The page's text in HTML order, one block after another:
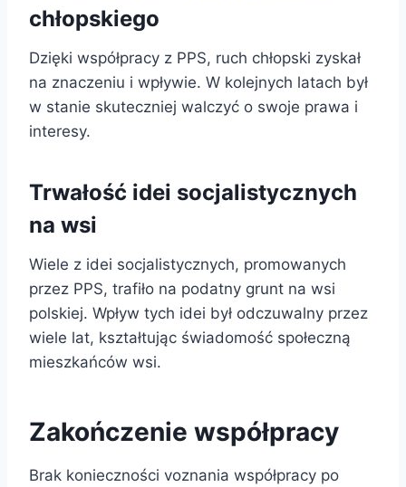
chłopskiego
Dzięki współpracy z PPS, ruch chłopski zyskał
na znaczeniu i wpływie. W kolejnych latach był
w stanie skuteczniej walczyć o swoje prawa i
interesy.
Trwałość idei socjalistycznych
na wsi
Wiele z idei socjalistycznych, promowanych
przez PPS, trafiło na podatny grunt na wsi
polskiej. Wpływ tych idei był odczuwalny przez
wiele lat, kształtując świadomość społeczną
mieszkańców wsi.
Zakończenie współpracy
Brak konieczności voznania współpracy po